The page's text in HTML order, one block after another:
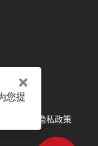
有权利
隐私政策